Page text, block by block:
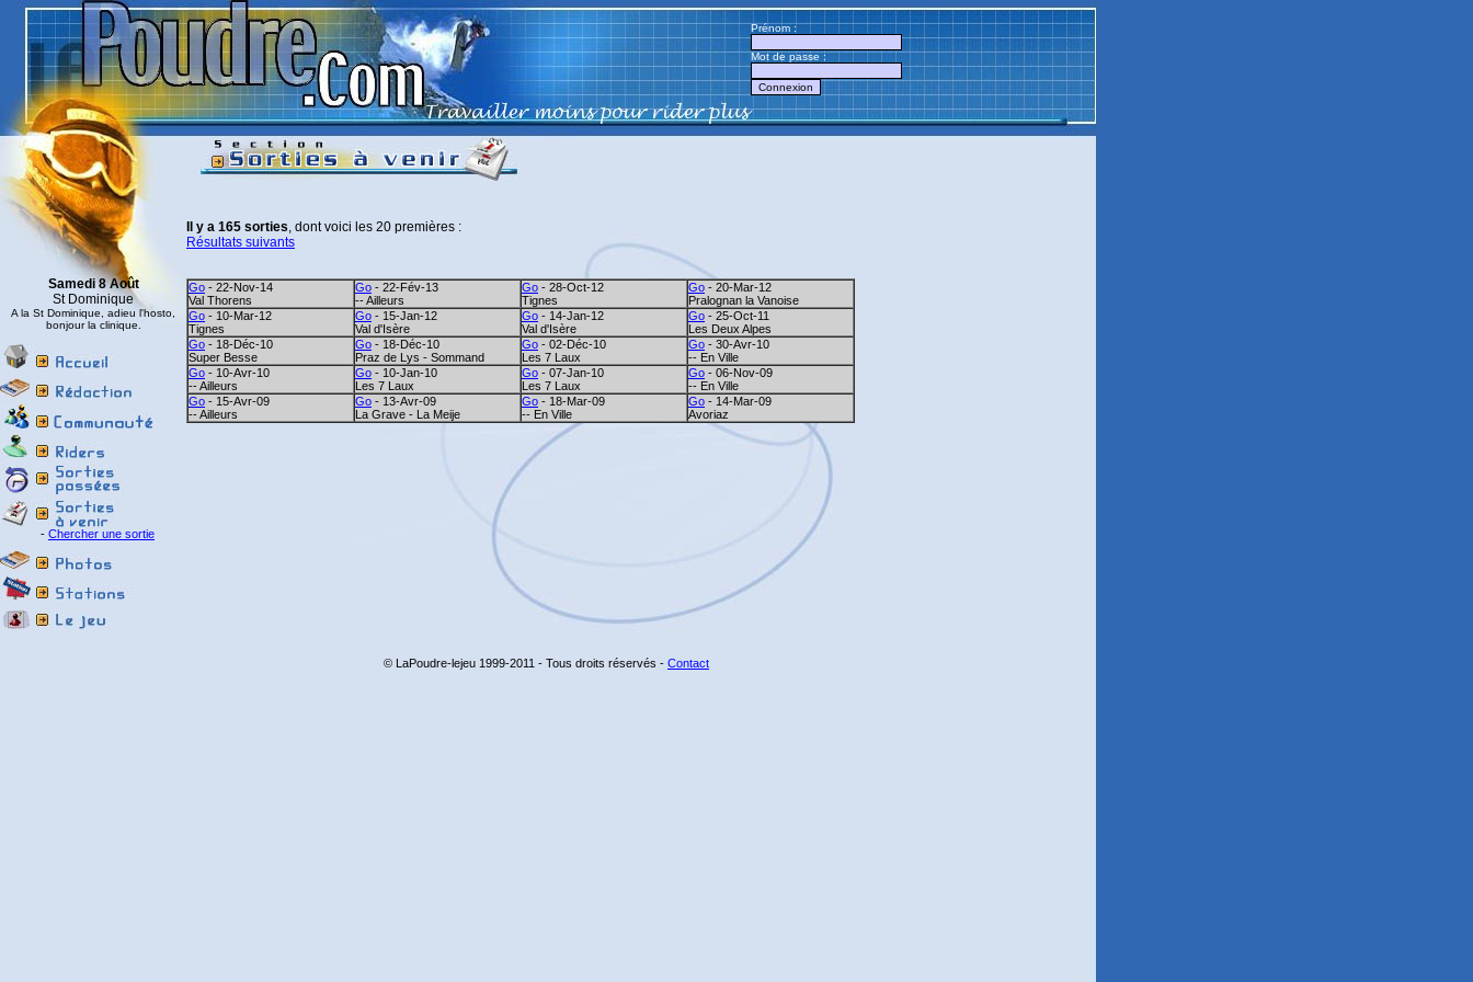
Prénom :
Mot de passe :
Samedi 8 Août
St Dominique
A la St Dominique, adieu l'hosto,
bonjour la clinique.
- Chercher une sortie
Il y a 165 sorties, dont voici les 20 premières :
Résultats suivants
Go - 22-Nov-14
Val Thorens
Go - 22-Fév-13
-- Ailleurs
Go - 28-Oct-12
Tignes
Go - 20-Mar-12
Pralognan la Vanoise
Go - 10-Mar-12
Tignes
Go - 15-Jan-12
Val d'Isère
Go - 14-Jan-12
Val d'Isère
Go - 25-Oct-11
Les Deux Alpes
Go - 18-Déc-10
Super Besse
Go - 18-Déc-10
Praz de Lys - Sommand
Go - 02-Déc-10
Les 7 Laux
Go - 30-Avr-10
-- En Ville
Go - 10-Avr-10
-- Ailleurs
Go - 10-Jan-10
Les 7 Laux
Go - 07-Jan-10
Les 7 Laux
Go - 06-Nov-09
-- En Ville
Go - 15-Avr-09
-- Ailleurs
Go - 13-Avr-09
La Grave - La Meije
Go - 18-Mar-09
-- En Ville
Go - 14-Mar-09
Avoriaz
© LaPoudre-lejeu 1999-2011 - Tous droits réservés - Contact